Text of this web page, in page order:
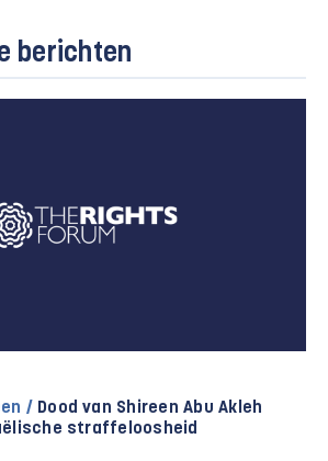
berichten
/Dood van Shireen Abu Akleh
straffeloosheid